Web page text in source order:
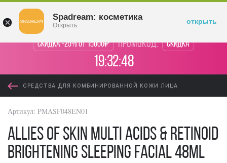
Скидка -25% от 15000₽ промокод: Скидка
19:32:47
СРЕДСТВА ДЛЯ КОМБИНИРОВАННОЙ КОЖИ ЛИЦА
Артикул: PMASF048EN01
Allies of Skin Multi Acids & Retinoid
Brightening Sleeping Facial 48ml
Spadream: косметика
Открыть открыть